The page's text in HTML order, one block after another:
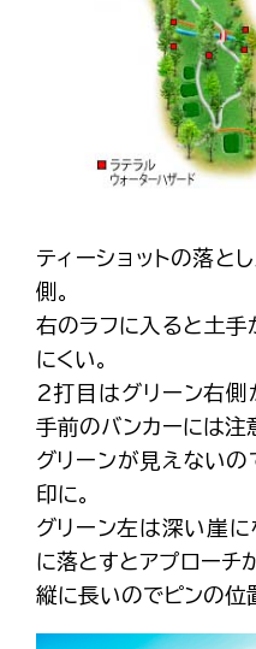
ティーショットの落と
側。
右のラフに入ると土
にくい。
2打目はグリーン右側
手前のバンカーには注
グリーンが見えない
印に。
グリーン左は深い崖
に落とすとアプローチ
縦に長いのでピンの位